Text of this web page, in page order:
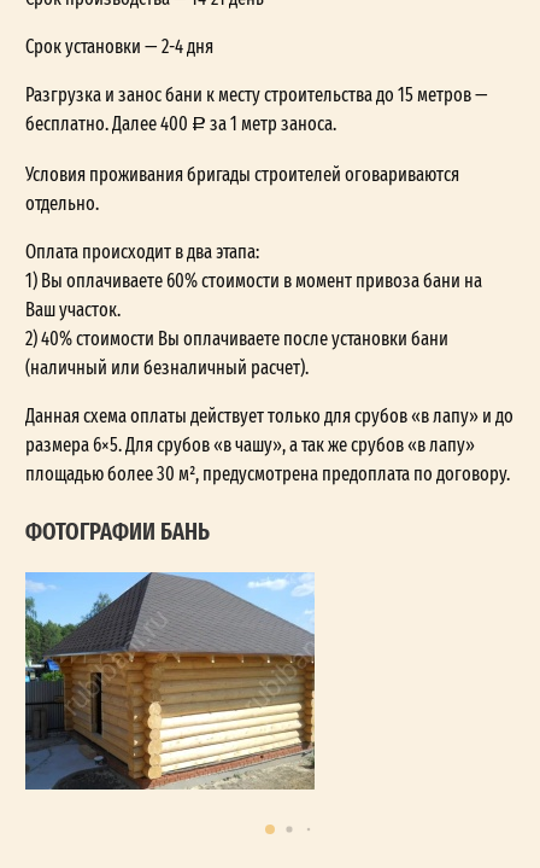
Срок установки — 2-4 дня
Разгрузка и занос бани к месту строительства до 15 метров —
бесплатно. Далее 400
за 1 метр заноса.
Условия проживания бригады строителей оговариваются
отдельно.
Оплата происходит в два этапа:
1) Вы оплачиваете 60% стоимости в момент привоза бани на
Ваш участок.
2) 40% стоимости Вы оплачиваете после установки бани
(наличный или безналичный расчет).
Данная схема оплаты действует только для срубов «в лапу» и до
размера 6×5. Для срубов «в чашу», а так же срубов «в лапу»
площадью более 30 м², предусмотрена предоплата по договору.
ФОТОГРАФИИ БАНЬ